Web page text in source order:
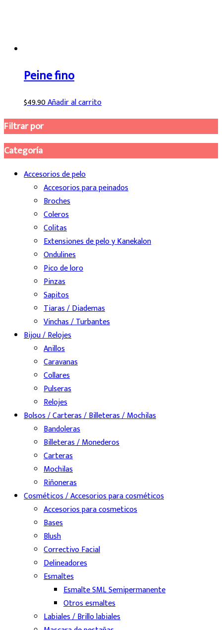
Peine fino
$49.90Añadir al carrito
Filtrar por
Categoría
Accesorios de pelo
Accesorios para peinados
Broches
Coleros
Colitas
Extensiones de pelo y Kanekalon
Ondulines
Pico de loro
Pinzas
Sapitos
Tiaras / Diademas
Vinchas / Turbantes
Bijou / Relojes
Anillos
Caravanas
Collares
Pulseras
Relojes
Bolsos / Carteras / Billeteras / Mochilas
Bandoleras
Billeteras / Monederos
Carteras
Mochilas
Riñoneras
Cosméticos / Accesorios para cosméticos
Accesorios para cosmeticos
Bases
Blush
Correctivo Facial
Delineadores
Esmaltes
Esmalte SML Semipermanente
Otros esmaltes
Labiales / Brillo labiales